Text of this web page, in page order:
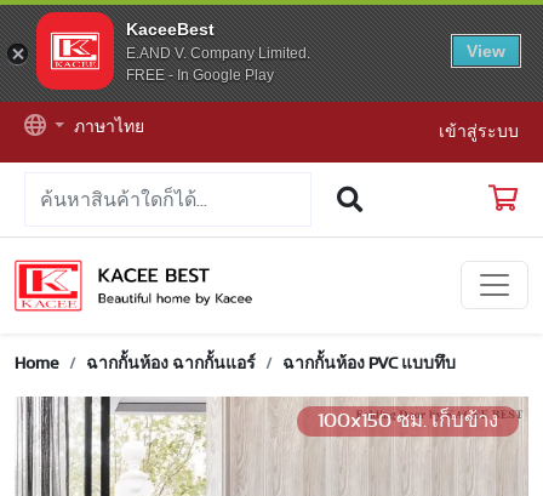
KaceeBest
E.AND V. Company Limited.
FREE - In Google Play
View
ภาษาไทย เข้าสู่ระบบ
Home ฉากกั้นห้อง ฉากกั้นแอร์ ฉากกั้นห้อง PVC แบบทึบ
100x150 ซม. เก็บข้าง